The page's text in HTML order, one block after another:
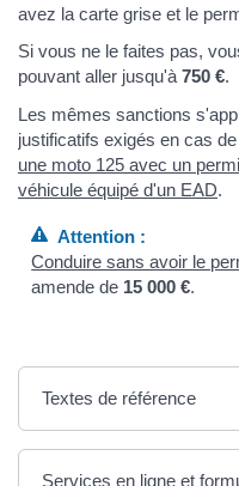
avez la carte grise et le
Si vous ne le faites pas,
pouvant aller jusqu'à 750 €.
Les mêmes sanctions
justificatifs exigés en cas de
une moto 125 avec un
véhicule équipé d'un EAD.
Attention :
Conduire sans avoir le
amende de 15 000 €.
Textes de référence
Services en ligne et